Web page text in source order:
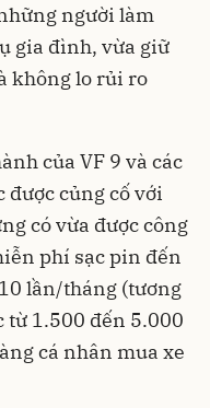
người làm
gia đình, vừa giữ
không lo rủi ro
của VF 9 và các
được củng cố với
có vừa được công
phí sạc pin đến
lần/tháng (tương
từ 1.500 đến 5.000
cá nhân mua xe